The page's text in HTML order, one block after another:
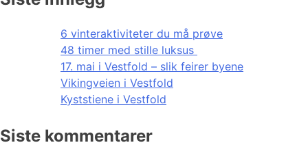
6 vinteraktiviteter du må prøve
48 timer med stille luksus
17. mai i Vestfold – slik feirer byene
Vikingveien i Vestfold
Kyststiene i Vestfold
Siste kommentarer